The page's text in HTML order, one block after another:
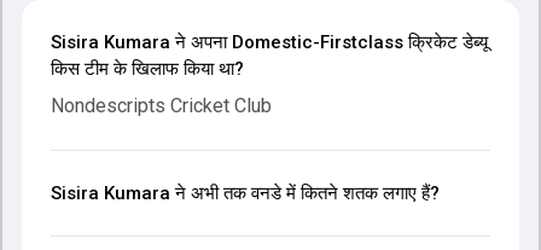
Sisira Kumara ने अपना Domestic-Firstclass क्रिकेट डेब्यू
किस टीम के खिलाफ किया था?
Nondescripts Cricket Club
Sisira Kumara ने अभी तक वनडे में कितने शतक लगाए हैं?